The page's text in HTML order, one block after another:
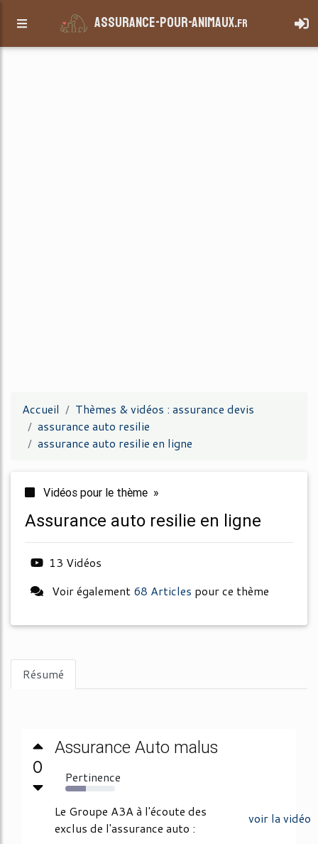
assurance-pour-animaux.fr
Accueil
Thèmes & vidéos : assurance devis
assurance auto resilie
assurance auto resilie en ligne
Vidéos pour le thème »
assurance auto resilie en ligne
13 Vidéos
Voir également 68 Articles pour ce thème
Résumé
0
Assurance Auto malus
Pertinence
41%
voir la vidéo
Le Groupe A3A à l'écoute des
exclus de l'assurance auto :